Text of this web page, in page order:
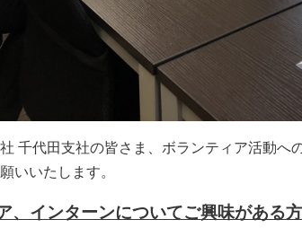
千代田支社の皆さま、ボランティア活動へ
いいたします。
、インターンについてご興味がある